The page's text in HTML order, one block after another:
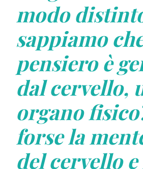
modo
sappiamo
pensiero è
dal cervello,
organo
forse la
del cervello